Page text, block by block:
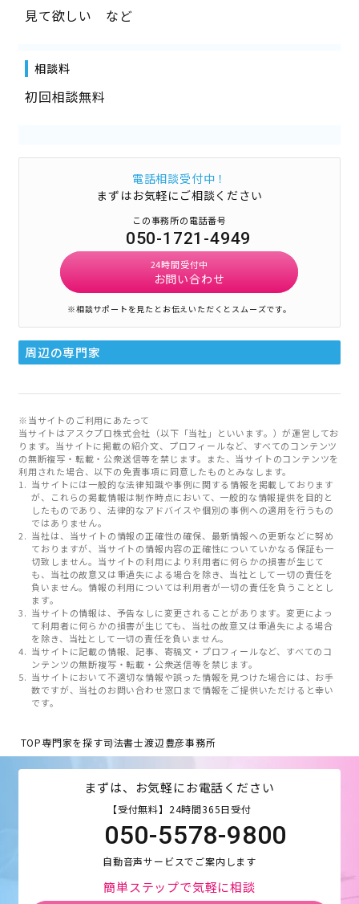
見て欲しい など
相談料
初回相談無料
電話相談受付中！
まずはお気軽にご相談ください
この事務所の電話番号
050-1721-4949
24時間受付中
お問い合わせ
※相談サポートを見たとお伝えいただくとスムーズです。
周辺の専門家
※当サイトのご利用にあたって
当サイトはアスクプロ株式会社（以下「当社」といいます。）が運営してお
ります。当サイトに掲載の紹介文、プロフィールなど、すべてのコンテンツ
の無断複写・転載・公衆送信等を禁じます。また、当サイトのコンテンツを
利用された場合、以下の免責事項に同意したものとみなします。
当サイトには一般的な法律知識や事例に関する情報を掲載しております
が、これらの掲載情報は制作時点において、一般的な情報提供を目的と
したものであり、法律的なアドバイスや個別の事例への適用を行うもの
ではありません。
当社は、当サイトの情報の正確性の確保、最新情報への更新などに努め
ておりますが、当サイトの情報内容の正確性についていかなる保証も一
切致しません。当サイトの利用により利用者に何らかの損害が生じて
も、当社の故意又は重過失による場合を除き、当社として一切の責任を
負いません。情報の利用については利用者が一切の責任を負うこととし
ます。
当サイトの情報は、予告なしに変更されることがあります。変更によっ
て利用者に何らかの損害が生じても、当社の故意又は重過失による場合
を除き、当社として一切の責任を負いません。
当サイトに記載の情報、記事、寄稿文・プロフィールなど、すべてのコ
ンテンツの無断複写・転載・公衆送信等を禁じます。
当サイトにおいて不適切な情報や誤った情報を見つけた場合には、お手
数ですが、当社のお問い合わせ窓口まで情報をご提供いただけると幸い
です。
TOP専門家を探す司法書士渡辺豊彦事務所
まずは、お気軽にお電話ください
【受付無料】24時間365日受付
050-5578-9800
自動音声サービスでご案内します
簡単ステップで気軽に相談